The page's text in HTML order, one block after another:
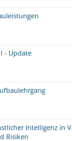
- Update
Intelligenz in
Risiken